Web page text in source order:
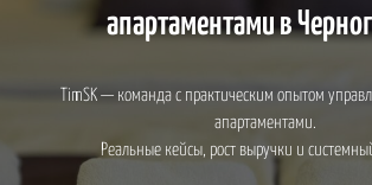
апартаментами в
TimSK — команда с практическим опытом
апартаментами.
Реальные кейсы, рост выручки и